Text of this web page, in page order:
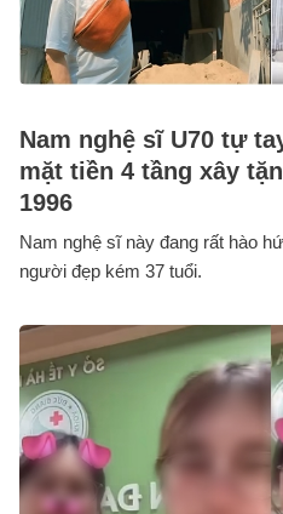
Nam nghệ sĩ U70 tự
mặt tiền 4 tầng xây
1996
Nam nghệ sĩ này đang rất hào
người đẹp kém 37 tuổi.